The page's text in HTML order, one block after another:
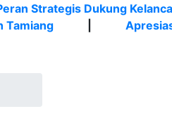
Strategis Dukung
Tamiang